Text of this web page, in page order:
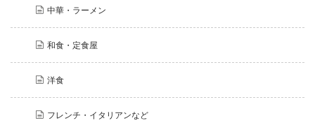
中華・ラーメン
和食・定食屋
洋食
フレンチ・イタリアンなど